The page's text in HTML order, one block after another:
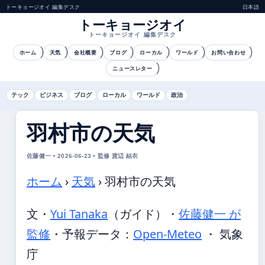
トーキョージオイ 編集デスク 日本語
トーキョージオイ
トーキョージオイ 編集デスク
ホーム 天気 会社概要 ブログ ローカル ワールド お問い合わせ
ニュースレター
テック ビジネス ブログ ローカル ワールド 政治
羽村市の天気
佐藤健一 • 2026-06-23 • 監修 渡辺 結衣
ホーム › 天気 ›羽村市の天気
文・ Yui Tanaka （ガイド） ・ 佐藤健一 が
監修 ・ 予報データ： Open-Meteo ・ 気象
庁